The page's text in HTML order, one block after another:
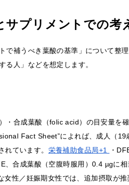
サプリメントでの考
で補うべき葉酸の基準」について整
る人」などを想定します。
・合成葉酸（folic acid）の目安量を
Fact Sheet”によれば、成人（19
ています。 栄養補助食品局+1
・
合成葉酸（空腹時服用）0.4 µgに相
女性／妊娠期女性では、追加摂取が